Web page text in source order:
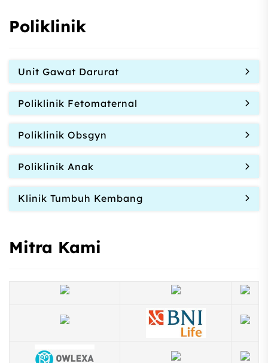
Poliklinik
Unit Gawat Darurat
Poliklinik Fetomaternal
Poliklinik Obsgyn
Poliklinik Anak
Klinik Tumbuh Kembang
Mitra Kami